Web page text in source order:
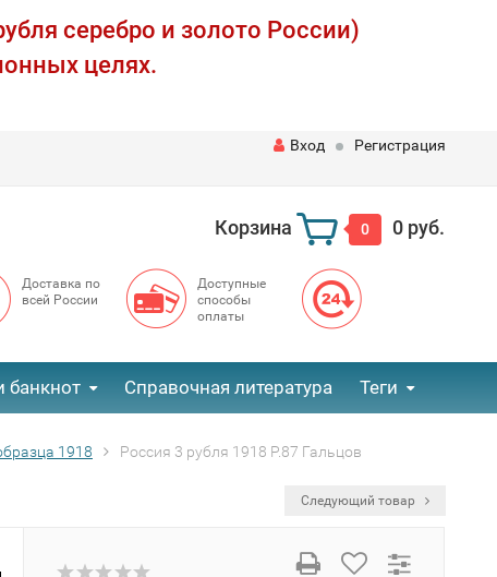
серебро и золото России)
целях.
Вход Регистрация
Корзина 0 0 руб.
Доставка по
всей России
Доступные
способы
оплаты
банкнот Справочная литература Теги
1918 Россия 3 рубля 1918 P.87 Гальцов
Следующий товар